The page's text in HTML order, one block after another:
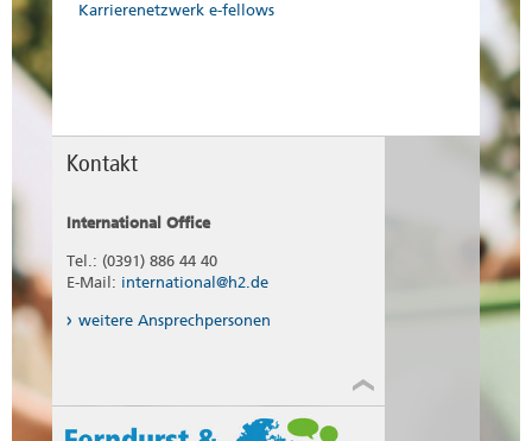
Karrierenetzwerk e-fellows
Kontakt
International Office
Tel.: (0391) 886 44 40
E-Mail: international@h2.de
weitere Ansprechpersonen